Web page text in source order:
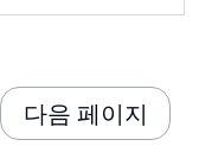
다음 페이지